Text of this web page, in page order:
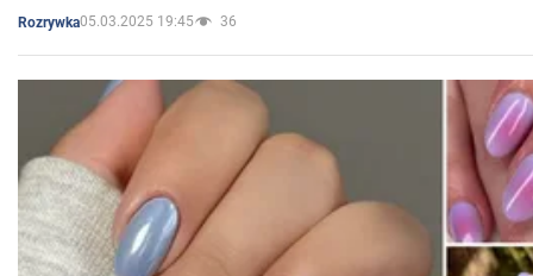
Rozrywka05.03.2025 19:45 36